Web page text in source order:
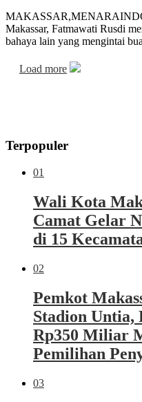
Makassar, Fatmawati Rusdi
bahaya lain yang mengintai
Load more
Terpopuler
01
Wali Kota
Camat Gelar
di 15
02
Pemkot
Stadion Untia,
Rp350 Miliar
Pemilihan
03